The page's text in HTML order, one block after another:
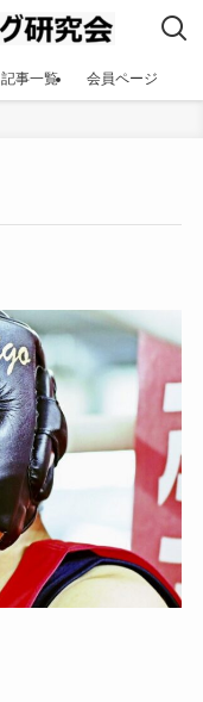
記事一覧 会員ページ